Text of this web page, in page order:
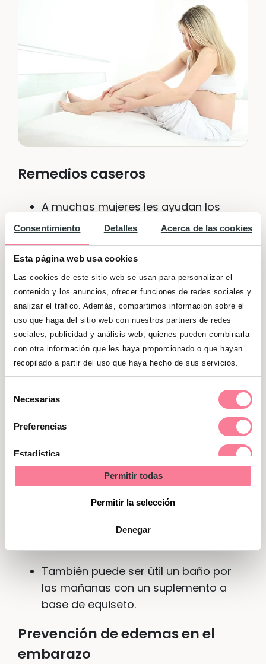
Consentimiento Detalles Acerca de las cookies
Esta página web usa cookies
Las cookies de este sitio web se usan para personalizar el
contenido y los anuncios, ofrecer funciones de redes sociales y
analizar el tráfico. Además, compartimos información sobre el
uso que haga del sitio web con nuestros partners de redes
sociales, publicidad y análisis web, quienes pueden combinarla
con otra información que les haya proporcionado o que hayan
recopilado a partir del uso que haya hecho de sus servicios.
Necesarias
Preferencias
Estadística
Permitir todas
Permitir la selección
Denegar
Remedios caseros
A muchas mujeres les ayudan los
baños a una temperatura de
demasiado calientes), con
sal marinao una esencia especial
para baños de la que te pueden
informar en la farmacia.
Una ayuda inmediata que alivia los
pies hinchadoses introducir los pies
en agua salada. (Aprovechar si es
En caso de una sensación de tensión
muy grande deberías estimular el
baños alternos caliente-frío y un
posterior masaje de las piernas desde
masaje seco con un cepillo blando,
con un paño para masajes, o un
También puede ser útil un baño por
las mañanas con un suplemento a
base de equiseto.
Prevención de edemas en el
embarazo